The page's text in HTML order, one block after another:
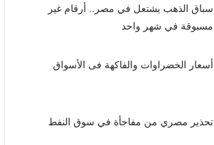
سباق الذهب يشتعل في مصر.. أرقام غير
مسبوقة في شهر واحد
أسعار الخضراوات والفاكهة فى الأسواق
تحذير مصري من مفاجأة في سوق النفط